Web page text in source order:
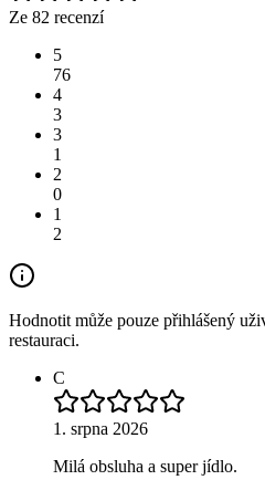
Ze 82 recenzí
5
76
4
3
3
1
2
0
1
2
Hodnotit může pouze přihlášený
restauraci.
C
1. srpna 2026
Milá obsluha a super jídlo.